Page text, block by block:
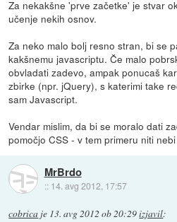
Za nekakšne 'prve začetke' je stvar
učenje nekih osnov.
Za neko malo bolj resno stran, bi se
kakšnemu javascriptu. Če malo
obvladati zadevo, ampak ponucaš
zbirke (npr. jQuery), s katerimi take
sam Javascript.
Vendar mislim, da bi se moralo dati
pomočjo CSS - v tem primeru niti
MrBrdo
:: 14. avg 2012, 17:57
cobrica je 13. avg 2012 ob 20:29izjavil: